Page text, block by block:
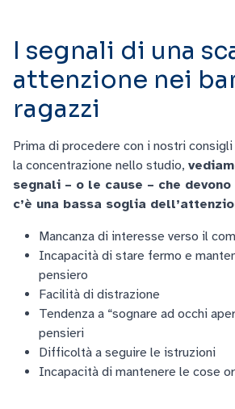
I segnali di una
attenzione nei
ragazzi
Prima di procedere con i nostri
la concentrazione nello studio,
segnali – o le cause – che
c’è una bassa soglia
Mancanza di interesse verso il
Incapacità di stare fermo e
pensiero
Facilità di distrazione
Tendenza a “sognare ad occhi
pensieri
Difficoltà a seguire le istruzioni
Incapacità di mantenere le cose